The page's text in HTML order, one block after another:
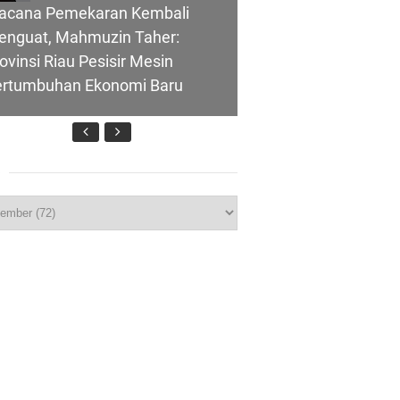
Pemekaran Kembali
Mahmuzin Taher:
Riau Pesisir Mesin
Ekonomi Baru
IBI Ke-75, Bupati Asmar: